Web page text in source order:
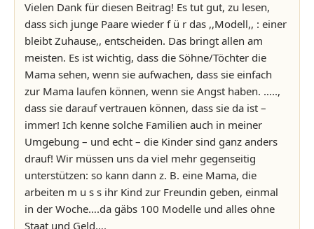
Vielen Dank für diesen Beitrag! Es tut gut, zu lesen,
dass sich junge Paare wieder f ü r das ,,Modell,, : einer
bleibt Zuhause,, entscheiden. Das bringt allen am
meisten. Es ist wichtig, dass die Söhne/Töchter die
Mama sehen, wenn sie aufwachen, dass sie einfach
zur Mama laufen können, wenn sie Angst haben. …..,
dass sie darauf vertrauen können, dass sie da ist –
immer! Ich kenne solche Familien auch in meiner
Umgebung – und echt – die Kinder sind ganz anders
drauf! Wir müssen uns da viel mehr gegenseitig
unterstützen: so kann dann z. B. eine Mama, die
arbeiten m u s s ihr Kind zur Freundin geben, einmal
in der Woche….da gäbs 100 Modelle und alles ohne
Staat und Geld….